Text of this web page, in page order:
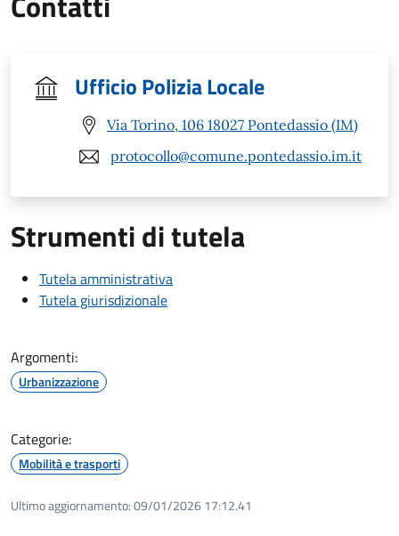
Ufficio Polizia Locale
Via Torino, 106 18027 Pontedassio (IM)
protocollo@comune.pontedassio.im.it
Strumenti di tutela
Tutela amministrativa
Tutela giurisdizionale
Argomenti:
Urbanizzazione
Categorie:
Mobilità e trasporti
Ultimo aggiornamento:09/01/2026 17:12.41